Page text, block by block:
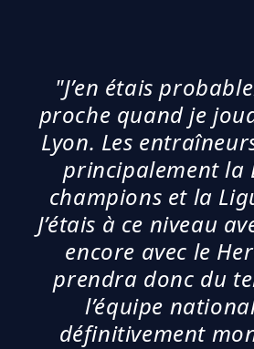
"J’en étais
proche quand je
Lyon. Les
principalement la
champions et la
J’étais à ce niveau
encore avec le
prendra donc du
l’équipe
définitivement